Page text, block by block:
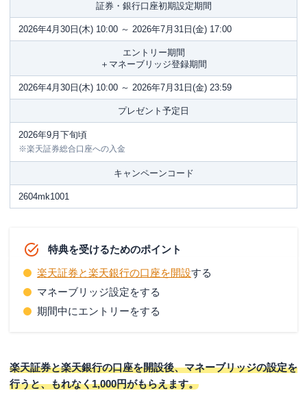
証券・銀行口座初期設定期間
2026年4月30日(木) 10:00 ～ 2026年7月31日(金) 17:00
エントリー期間
＋マネーブリッジ登録期間
2026年4月30日(木) 10:00 ～ 2026年7月31日(金) 23:59
プレゼント予定日
2026年9月下旬頃
※楽天証券総合口座への入金
キャンペーンコード
2604mk1001
特典を受けるためのポイント
楽天証券と楽天銀行の口座を開設する
マネーブリッジ設定をする
期間中にエントリーをする
楽天証券と楽天銀行の口座を開設後、マネーブリッジの設定を
行うと、もれなく1,000円がもらえます。